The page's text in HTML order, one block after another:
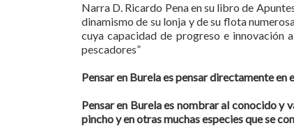
Narra D. Ricardo Pena en su libro de
dinamismo de su lonja y de su flota
cuya capacidad de progreso e innovación
pescadores”
Pensar en Burela es pensar directamente
Pensar en Burela es nombrar al conocido y
pincho y en otras muchas especies que se